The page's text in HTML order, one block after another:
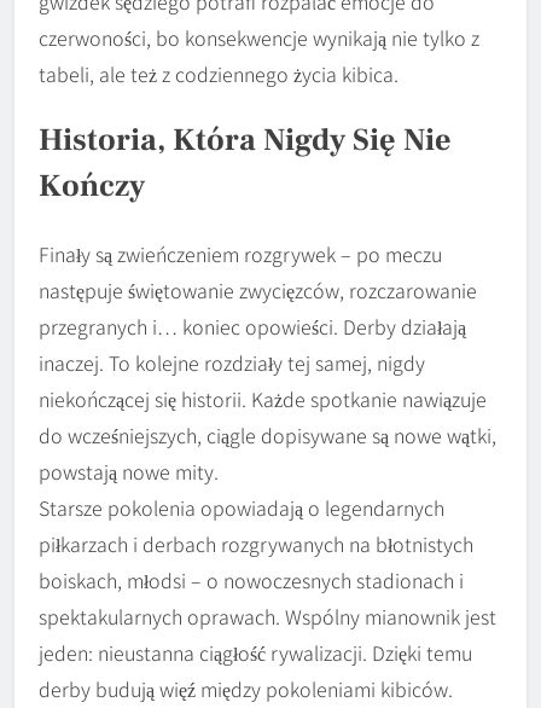
czerwoności, bo konsekwencje wynikają nie tylko z
tabeli, ale też z codziennego życia kibica.
Historia, Która Nigdy Się Nie
Kończy
Finały są zwieńczeniem rozgrywek – po meczu
następuje świętowanie zwycięzców, rozczarowanie
przegranych i… koniec opowieści. Derby działają
inaczej. To kolejne rozdziały tej samej, nigdy
niekończącej się historii. Każde spotkanie nawiązuje
do wcześniejszych, ciągle dopisywane są nowe wątki,
powstają nowe mity.
Starsze pokolenia opowiadają o legendarnych
piłkarzach i derbach rozgrywanych na błotnistych
boiskach, młodsi – o nowoczesnych stadionach i
spektakularnych oprawach. Wspólny mianownik jest
jeden: nieustanna ciągłość rywalizacji. Dzięki temu
derby budują więź między pokoleniami kibiców.